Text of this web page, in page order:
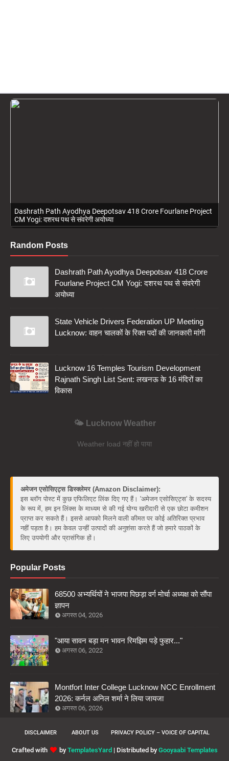
Dashrath Path Ayodhya Deepotsav 418 Crore Fourlane Project
CM Yogi: दशरथ पथ से संवरेगी अयोध्या
Random Posts
Dashrath Path Ayodhya Deepotsav 418 Crore
Fourlane Project CM Yogi: दशरथ पथ से संवरेगी
अयोध्या
State Vehicle Drivers Federation UP Meeting
Lucknow: वाहन चालकों के रिक्त पदों की जानकारी मांगी
Lucknow 16 Temples Tourism Development
Rajnath Singh List Sent: लखनऊ के 16 मंदिरों का
विकास
🌤️ Lucknow Weather
Weather load नहीं हो पाया
अमेजन एसोसिएट्स डिस्क्लेमर (Amazon Disclaimer):
इस ब्लॉग पोस्ट में कुछ एफिलिएट लिंक दिए गए हैं। 'अमेजन एसोसिएट्स' के सदस्य
के रूप में, हम इन लिंक्स के माध्यम से की गई योग्य खरीदारी से एक छोटा कमीशन
प्राप्त कर सकते हैं। इससे आपको मिलने वाली कीमत पर कोई अतिरिक्त प्रभाव
नहीं पड़ता है। हम केवल उन्हीं उत्पादों की अनुशंसा करते हैं जो हमारे पाठकों के
लिए उपयोगी और प्रासंगिक हों।
Popular Posts
68500 अभ्यर्थियों ने भाजपा पिछड़ा वर्ग मोर्चा अध्यक्ष को सौंपा
ज्ञापन
अगस्त 04, 2026
"आया सावन बड़ा मन भावन रिमझिम पड़े फुहार..."
अगस्त 06, 2022
Montfort Inter College Lucknow NCC Enrollment
2026: कर्नल अनिल शर्मा ने लिया जायजा
अगस्त 06, 2026
DISCLAIMER ABOUT US PRIVACY POLICY – VOICE OF CAPITAL
Crafted with by TemplatesYard| Distributed by Gooyaabi Templates